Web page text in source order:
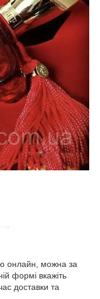
онлайн, можна за
формі вкажіть
доставки та